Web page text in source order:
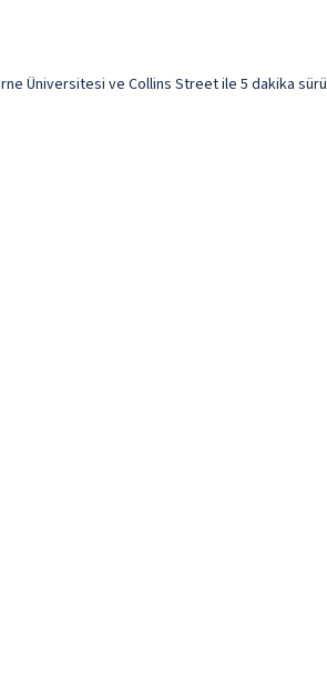
Üniversitesi ve Collins Street ile 5 dakika